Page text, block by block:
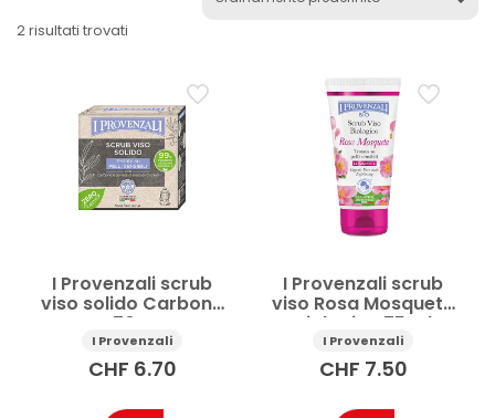
Contorno occhi
Cura del viso
Cura della persona
Scrub viso
Trattamento viso
Prezzo
Applicare
2 risultati trovati
I Provenzali scrub
viso solido Carbone
70 g
I Provenzali
CHF 6.70
I Provenzali scrub
viso Rosa Mosqueta
Biologica 75 ml
I Provenzali
CHF 7.50